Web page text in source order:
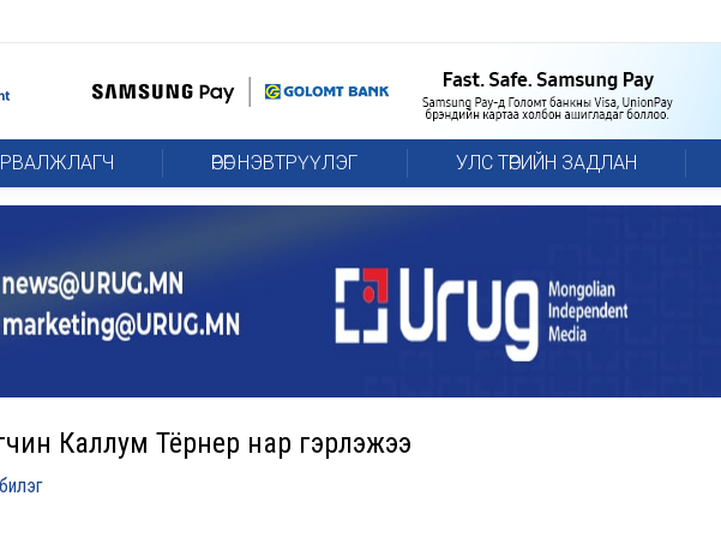
ӨРӨГ НЭВТРҮҮЛЭГ УЛС ТӨРИЙН ЗАДЛАН
Каллум Тёрнер нар гэрлэжээ